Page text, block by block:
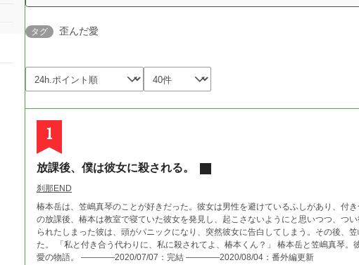
タグ 歪んだ愛
1
放課後、僕は彼女に殺される。
刹那END
椿本岳は、笠嶋真琴のことが好きだった。彼女は男性を避けているふしがあり、付
の放課後、椿本は教室で寝ていた彼女を発見し、起こさないようにと思いつつ、つ
られたしまった彼は、頭がパニックになり、突然彼女に告白してしまう。その後、
た。 「私と付き合う代わりに、私に殺されてよ、椿本くん？」 椿本岳と笠嶋真琴。彼氏と彼女。殺される側と殺す側。二人の歪んだ
愛の物語。 ――――2020/07/07：完結 ――――2020/08/04：番外編更新